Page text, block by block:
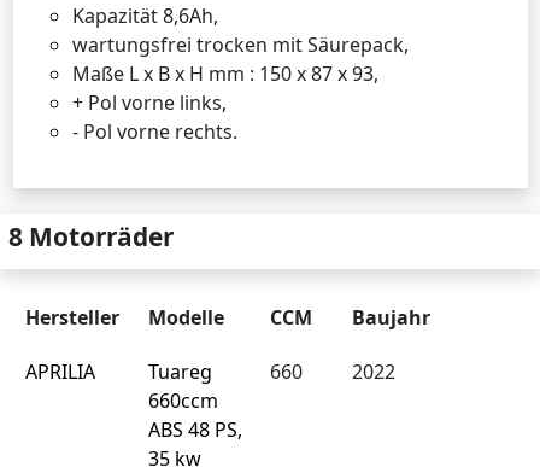
Kapazität 8,6Ah,
wartungsfrei trocken mit Säurepack,
Maße L x B x H mm : 150 x 87 x 93,
+ Pol vorne links,
- Pol vorne rechts.
8 Motorräder
Hersteller Modelle CCM Baujahr
APRILIA
Tuareg
660ccm
ABS 48 PS,
35 kw
660 2022